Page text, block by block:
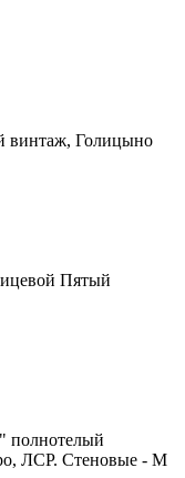
винтаж, Голицыно
Пятый
полнотелый
ЛСР. Стеновые - М